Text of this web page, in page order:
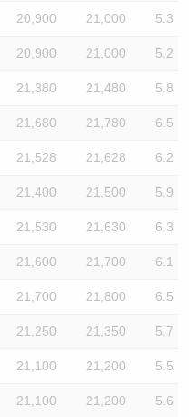
20,900 21,000 5.3
20,900 21,000 5.2
21,380 21,480 5.8
21,680 21,780 6.5
21,528 21,628 6.2
21,400 21,500 5.9
21,530 21,630 6.3
21,600 21,700 6.1
21,700 21,800 6.5
21,250 21,350 5.7
21,100 21,200 5.5
21,100 21,200 5.6